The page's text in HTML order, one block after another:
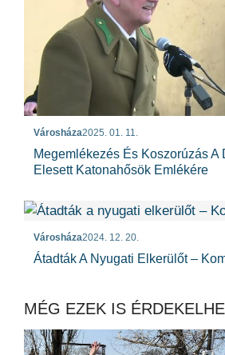
Városháza2025. 01. 11.
Megemlékezés És Koszorúzás A
Elesett Katonahősök Emlékére
Városháza2024. 12. 20.
Átadták A Nyugati Elkerülőt –
MÉG EZEK IS